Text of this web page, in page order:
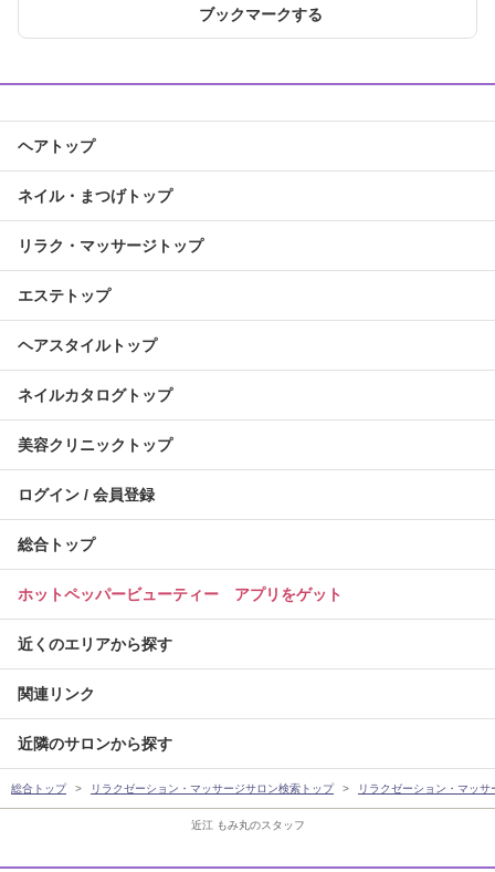
近江 もみ丸のスタッフ
ブックマークする
ヘアトップ
ネイル・まつげトップ
リラク・マッサージトップ
エステトップ
ヘアスタイルトップ
ネイルカタログトップ
美容クリニックトップ
ログイン / 会員登録
総合トップ
ホットペッパービューティー アプリをゲット
近くのエリアから探す
関連リンク
近隣のサロンから探す
総合トップ リラクゼーション・マッサージサロン検索トップ リラクゼーション・マッ